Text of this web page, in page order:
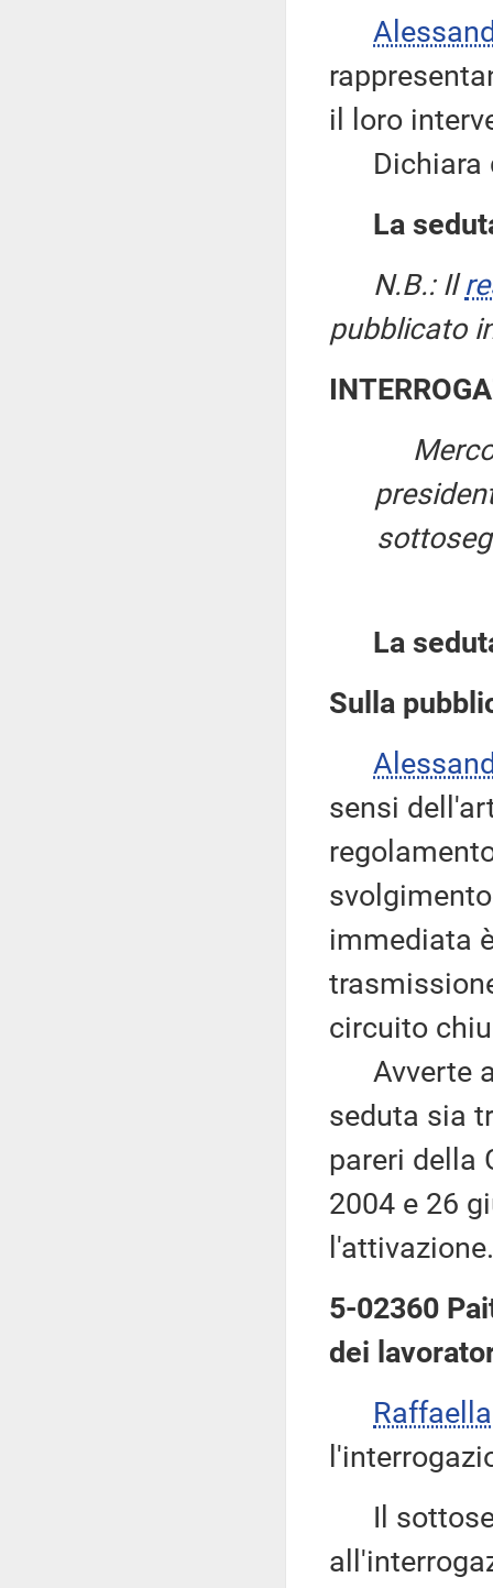
il loro
Dichiara
La
N.B.: Il
pubblicato
La
Sulla
sensi
immediata
circuito
Avverte
seduta sia
pareri della
2004 e 26
l'attivazione.
5-02360
dei
Il